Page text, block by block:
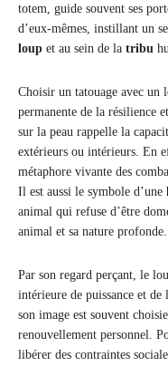
totem, guide souvent ses
d’eux-mêmes, instillant un
loup et au sein de la tribu
Choisir un tatouage avec un
permanente de la résilience
sur la peau rappelle la
extérieurs ou intérieurs. En
métaphore vivante des
Il est aussi le symbole d’une
animal qui refuse d’être
animal et sa nature profonde.
Par son regard perçant, le
intérieure de puissance et
son image est souvent
renouvellement personnel.
libérer des contraintes